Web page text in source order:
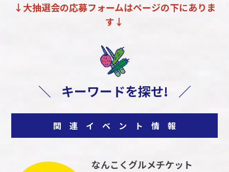
↓大抽選会の応募フォームはページの下にありま
す↓
＼ キーワードを探せ! ／
関 連 イ ベ ン ト 情 報
なんこくグルメチケット